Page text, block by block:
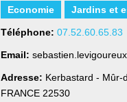
Economie
Jardins et
Téléphone: 07.52.60.65.83
Email:
Adresse: Kerbastard - Mûr-
FRANCE 22530